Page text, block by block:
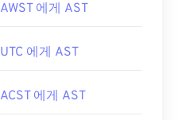
AWST 에게 AST
UTC 에게 AST
ACST 에게 AST